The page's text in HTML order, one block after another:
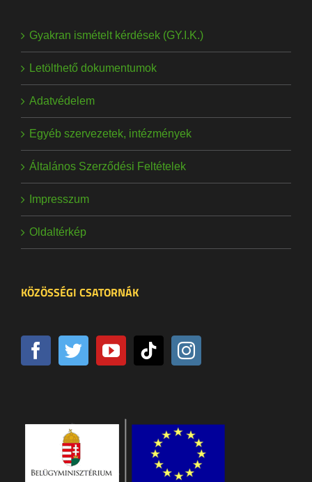
Gyakran ismételt kérdések (GY.I.K.)
Letölthető dokumentumok
Adatvédelem
Egyéb szervezetek, intézmények
Általános Szerződési Feltételek
Impresszum
Oldaltérkép
KÖZÖSSÉGI CSATORNÁK